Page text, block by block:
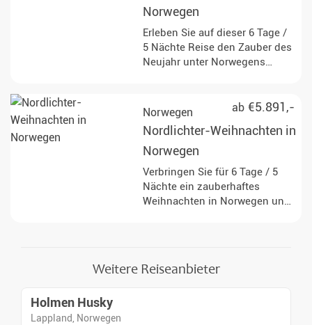
Norwegen
Erleben Sie auf dieser 6 Tage /
5 Nächte Reise den Zauber des
Neujahr unter Norwegens
Walbeobachtung und
Schneemobilsafari.
ab €5.891,-
Norwegen
Nordlichter-Weihnachten in
Norwegen
Verbringen Sie für 6 Tage / 5
Nächte ein zauberhaftes
Weihnachten in Norwegen und
Weitere Reiseanbieter
Holmen Husky
Lappland, Norwegen